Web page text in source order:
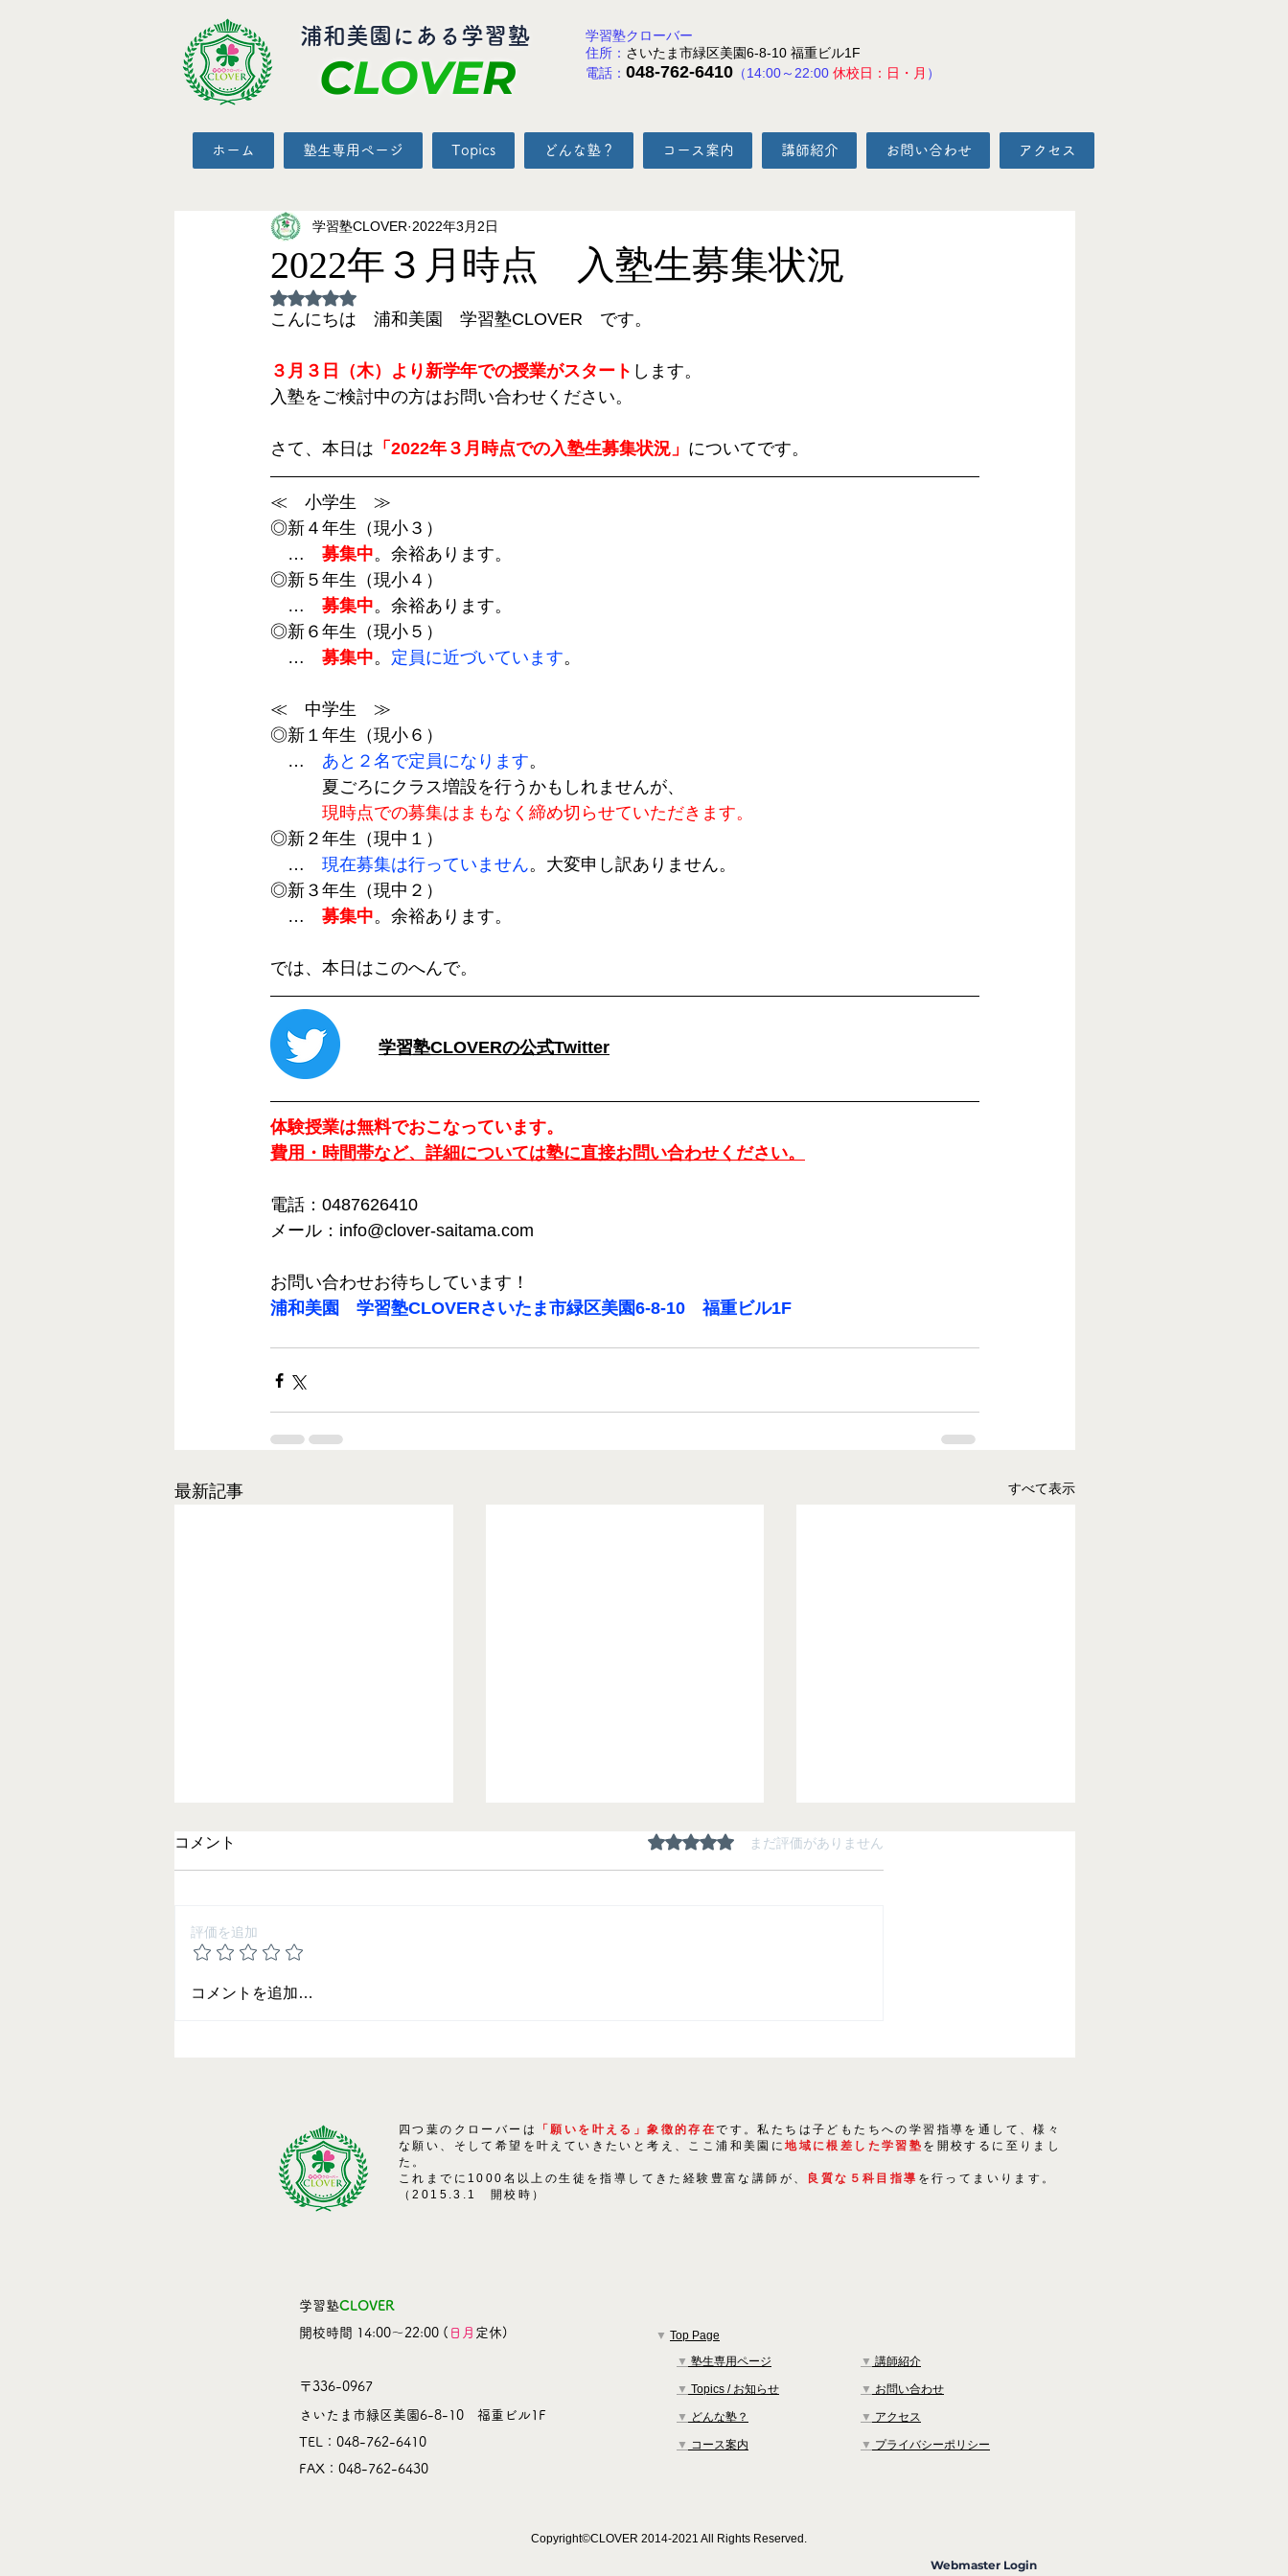
​浦和美園にある学習塾
CLOVER
学習塾クローバー
住所： さいたま市緑区美園6-8-10 福重ビル1F
電話： 048-762-6410 （14:00～22:00 休校日：日・月 ）
ホーム 塾生専用ページ Topics どんな塾？ コース案内 講師紹介 お問い合わせ アクセス
2022年３月時点 入塾生募集状況
学習塾CLOVER 2022年3月2日
5つ星のうちNaNと評価されています。
こんにちは　浦和美園　学習塾CLOVER　です。
３月３日（木）より新学年での授業がスタート します。
入塾をご検討中の方はお問い合わせください。
さて、本日は 「2022年３月時点での入塾生募集状況」 についてです。
≪　小学生　≫
◎新４年生（現小３）
… 募集中。余裕あります。
◎新５年生（現小４）
… 募集中。余裕あります。
◎新６年生（現小５）
… 募集中。 定員に近づいています。
≪　中学生　≫
◎新１年生（現小６）
… あと２名で定員になります。
夏ごろにクラス増設を行うかもしれませんが、
現時点での募集はまもなく締め切らせていただきます。
◎新２年生（現中１）
… 現在募集は行っていません。大変申し訳ありません。
◎新３年生（現中２）
… 募集中。余裕あります。
では、本日はこのへんで。
学習塾CLOVERの公式Twitter
体験授業は無料でおこなっています。
費用・時間帯など、詳細については塾に直接お問い合わせください。
電話：0487626410
メール：info@clover-saitama.com
お問い合わせお待ちしています！
浦和美園　学習塾CLOVERさいたま市緑区美園6-8-10　福重ビル1F
最新記事 すべて表示
夏期講習のご案内
コメント 5つ星のうち0と評価されています。
まだ評価がありません
評価を追加
コメントを追加…
四つ葉のクローバーは 「願いを叶える」象徴的存在です。私たちは子どもたちへの学習指導を通して、様々
な願い、そして希望を叶えていきたいと考え、ここ浦和美園に地域に根差した学習塾 を開校するに至りまし
た。
これまでに1000名以上の生徒を指導してきた経験豊富な講師が、
良質な５科目指導 を行ってまいります。
（2015.3.1 開校時）
学習塾CLOVER
​開校時間 14:00～22:00 ( 日月 定休)
〒336-0967
さいたま市緑区美園6-8-10 福重ビル1F
TEL：048-762-6410
​FAX：048-762-6430
▼ Top Page
▼ 塾生専用ページ ▼ 講師紹介
▼ Topics / お知らせ ▼ お問い合わせ
▼ どんな塾？ ▼ アクセス
▼ コース案内 ▼ プライバシーポリシー
Copyright©CLOVER 2014-2021 All Rights Reserved.
Webmaster Login